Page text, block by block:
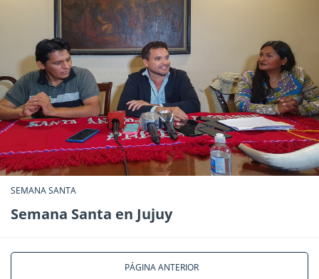
SEMANA SANTA
Semana Santa en Jujuy
PÁGINA ANTERIOR